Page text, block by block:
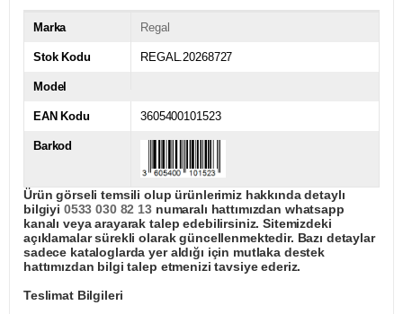
Marka Regal
Stok Kodu REGAL.20268727
Model
EAN Kodu 3605400101523
Barkod
Ürün görseli temsili olup ürünlerimiz hakkında detaylı
bilgiyi 0533 030 82 13numaralı hattımızdan whatsapp
kanalı veya arayarak talep edebilirsiniz. Sitemizdeki
açıklamalar sürekli olarak güncellenmektedir. Bazı detaylar
sadece kataloglarda yer aldığı için mutlaka destek
hattımızdan bilgi talep etmenizi tavsiye ederiz.
Teslimat Bilgileri